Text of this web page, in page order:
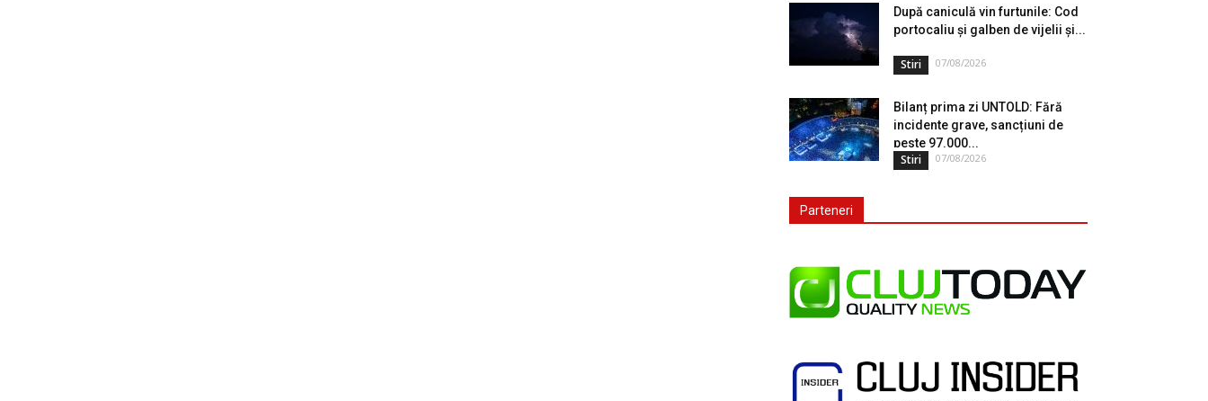
După caniculă vin furtunile: Cod
portocaliu și galben de vijelii și...
Stiri 07/08/2026
Bilanț prima zi UNTOLD: Fără
incidente grave, sancțiuni de
peste 97.000...
Stiri 07/08/2026
Parteneri